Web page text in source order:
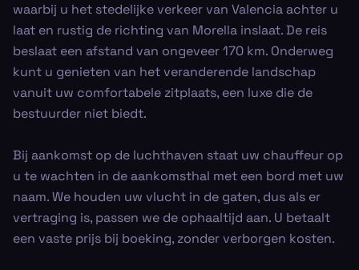
waarbij u het stedelijke verkeer van Valencia achter u
laat en rustig de richting van Morella inslaat. De reis
beslaat een afstand van ongeveer 170 km. Onderweg
kunt u genieten van het veranderende landschap
vanuit uw comfortabele zitplaats, een luxe die de
bestuurder niet biedt.
Bij aankomst op de luchthaven staat uw chauffeur op
u te wachten in de aankomsthal met een bord met uw
naam. We houden uw vlucht in de gaten, dus als er
vertraging is, passen we de ophaaltijd aan. U betaalt
een vaste prijs bij boeking, zonder verborgen kosten.